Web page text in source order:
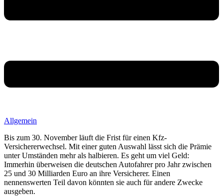
Allgemein
Bis zum 30. November läuft die Frist für einen Kfz-
Versichererwechsel. Mit einer guten Auswahl lässt sich die Prämie
unter Umständen mehr als halbieren. Es geht um viel Geld:
Immerhin überweisen die deutschen Autofahrer pro Jahr zwischen
25 und 30 Milliarden Euro an ihre Versicherer. Einen
nennenswerten Teil davon könnten sie auch für andere Zwecke
ausgeben.